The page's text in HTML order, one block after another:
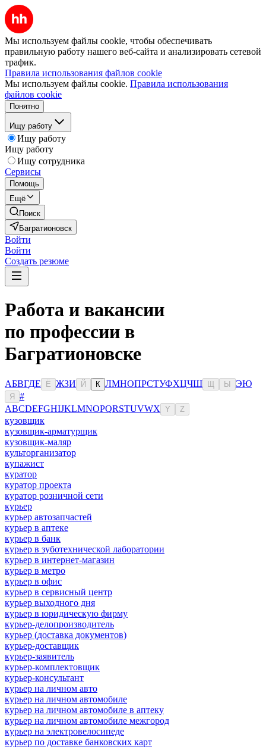
Мы используем файлы cookie, чтобы обеспечивать
правильную работу нашего веб-сайта и анализировать сетевой
трафик.
Правила использования файлов cookie
Мы используем файлы cookie. Правила использования
файлов cookie
Понятно
Ищу работу
Ищу работу
Ищу работу
Ищу сотрудника
Сервисы
Помощь
Ещё
Поиск
Багратионовск
Войти
Войти
Создать резюме
Работа и вакансии
по профессии в
Багратионовске
АБВГДЕ Ё ЖЗИ Й К ЛМНОПРСТУФХЦЧШ Ы ЭЮ
Я
#
ABCDEFGHIJKLMNOPQRSTUVWX Y Z
кузовщик
кузовщик-арматурщик
кузовщик-маляр
культорганизатор
купажист
куратор
куратор проекта
куратор розничной сети
курьер
курьер автозапчастей
курьер в аптеке
курьер в банк
курьер в зуботехнической лаборатории
курьер в интернет-магазин
курьер в метро
курьер в офис
курьер в сервисный центр
курьер выходного дня
курьер в юридическую фирму
курьер-делопроизводитель
курьер (доставка документов)
курьер-доставщик
курьер-заявитель
курьер-комплектовщик
курьер-консультант
курьер на личном авто
курьер на личном автомобиле
курьер на личном автомобиле в аптеку
курьер на личном автомобиле межгород
курьер на электровелосипеде
курьер по доставке банковских карт